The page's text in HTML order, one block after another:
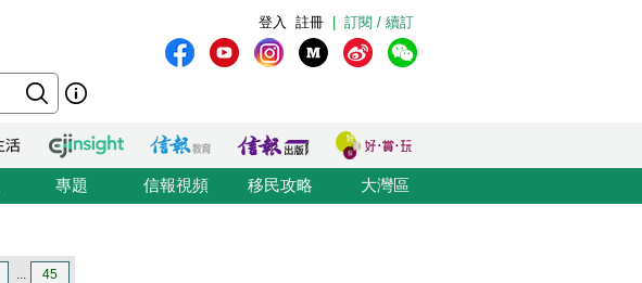
訂閱 / 續訂
註冊
登入
專題 信報視頻 移民攻略 大灣區
... 45